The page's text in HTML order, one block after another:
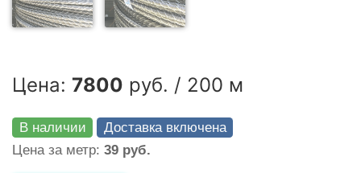
Цена: 7800 руб. / 200 м
В наличии
Доставка включена
Цена за метр: 39 руб.